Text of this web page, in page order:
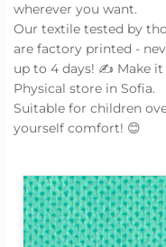
wherever you want.
Our textile tested by
are factory printed -
up to 4 days! ✍️ Make it
Physical store in Sofia.
Suitable for children
yourself comfort! 😊